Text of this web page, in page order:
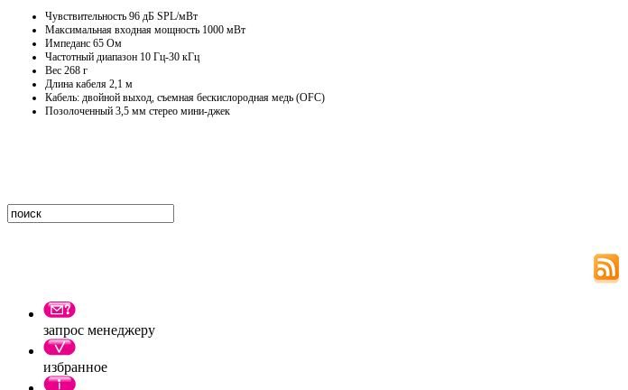
Чувствительность 96 дБ SPL/мВт
Максимальная входная мощность 1000 мВт
Импеданс 65 Ом
Частотный диапазон 10 Гц-30 кГц
Вес 268 г
Длина кабеля 2,1 м
Кабель: двойной выход, съемная бескислородная медь (OFC)
Позолоченный 3,5 мм стерео мини-джек
запрос менеджеру
избранное